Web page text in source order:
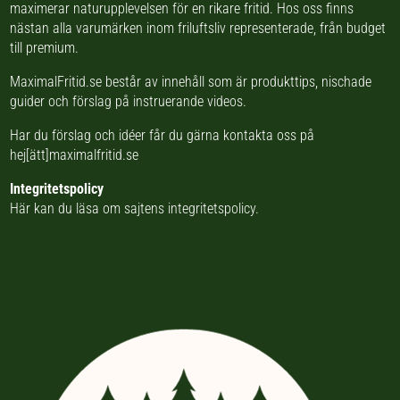
maximerar naturupplevelsen för en rikare fritid. Hos oss finns
nästanalla varumärken inom friluftsliv representerade, från budget
till premium.
MaximalFritid.se består av innehåll som är produkttips, nischade
guider och förslag på instruerande videos.
Har du förslag och idéer får du gärna kontakta oss på
hej[ätt]maximalfritid.se
Integritetspolicy
Här kan du läsa om sajtens integritetspolicy.